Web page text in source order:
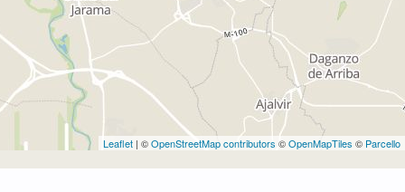
Leaflet | ©OpenStreetMap contributors ©OpenMapTiles © Parcello